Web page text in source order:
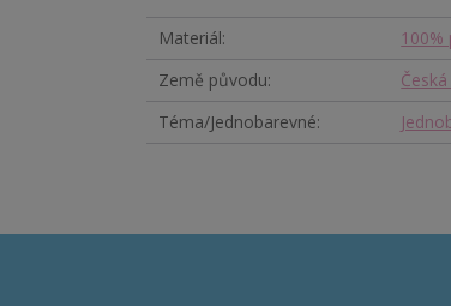
Materiál
Země původu
Téma/Jednobarevné